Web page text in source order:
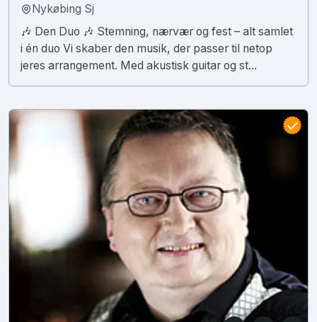
Nykøbing Sj
🎶 Den Duo 🎶 Stemning, nærvær og fest – alt samlet
i én duo Vi skaber den musik, der passer til netop
jeres arrangement. Med akustisk guitar og st...